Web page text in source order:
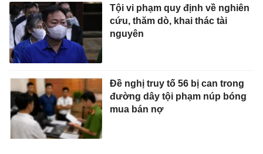
Tội vi phạm quy định về nghiên
cứu, thăm dò, khai thác tài
nguyên
Đề nghị truy tố 56 bị can trong
đường dây tội phạm núp bóng
mua bán nợ